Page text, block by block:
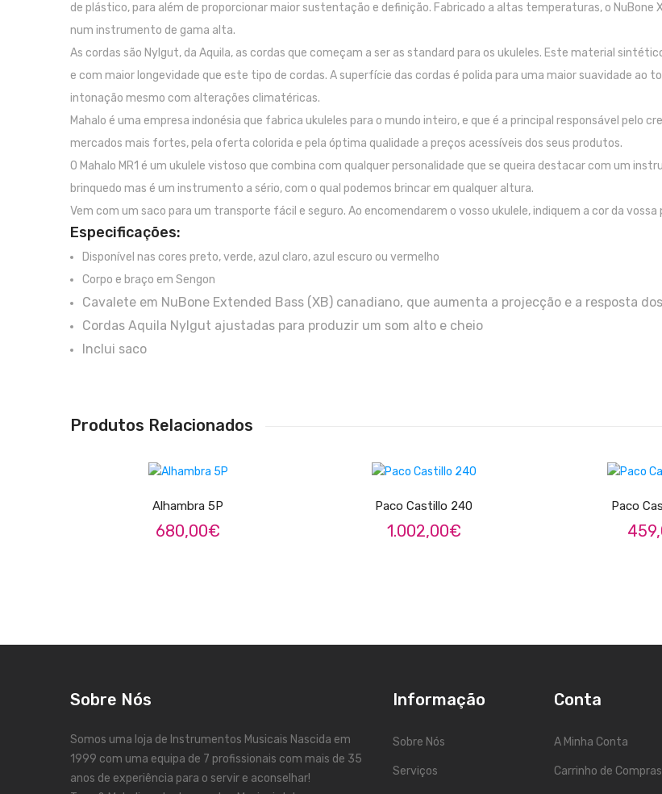
de plástico, para além de proporcionar maior sustentação e definição. Fabricado a altas temperaturas, o
num instrumento de gama alta.
As cordas são Nylgut, da Aquila, as cordas que começam a ser as standard para os ukuleles. Este material
e com maior longevidade que este tipo de cordas. A superfície das cordas é polida para uma maior suavidade
intonação mesmo com alterações climatéricas.
Mahalo é uma empresa indonésia que fabrica ukuleles para o mundo inteiro, e que é a principal responsável pelo
mercados mais fortes, pela oferta colorida e pela óptima qualidade a preços acessíveis dos seus produtos.
O Mahalo MR1 é um ukulele vistoso que combina com qualquer personalidade que se queira destacar com um
brinquedo mas é um instrumento a sério, com o qual podemos brincar em qualquer altura.
Vem com um saco para um transporte fácil e seguro. Ao encomendarem o vosso ukulele, indiquem a cor da vossa
Especificações:
Disponível nas cores preto, verde, azul claro, azul escuro ou vermelho
Corpo e braço em Sengon
Cavalete em NuBone Extended Bass (XB) canadiano, que aumenta a projecção e a resposta
Cordas Aquila Nylgut ajustadas para produzir um som alto e cheio
Inclui saco
Produtos Relacionados
Alhambra 5P
680,00€
Paco Castillo 240
1.002,00€
Paco
Sobre Nós
Somos uma loja de Instrumentos Musicais Nascida em
1999 com uma equipa de 7 profissionais com mais de 35
anos de experiência para o servir e aconselhar!
Informação
Sobre Nós
Serviços
Conta
A Minha Conta
Carrinho de Compras